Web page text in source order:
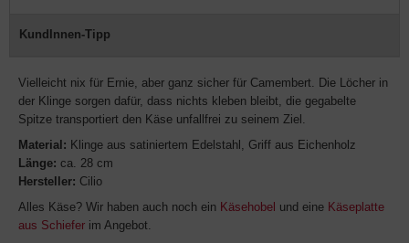
KundInnen-Tipp
Vielleicht nix für Ernie, aber ganz sicher für Camembert. Die Löcher in
der Klinge sorgen dafür, dass nichts kleben bleibt, die gegabelte
Spitze transportiert den Käse unfallfrei zu seinem Ziel.
Material: Klinge aus satiniertem Edelstahl, Griff aus Eichenholz
Länge: ca. 28 cm
Hersteller: Cilio
Alles Käse? Wir haben auch noch ein Käsehobel und eine Käseplatte
aus Schiefer im Angebot.